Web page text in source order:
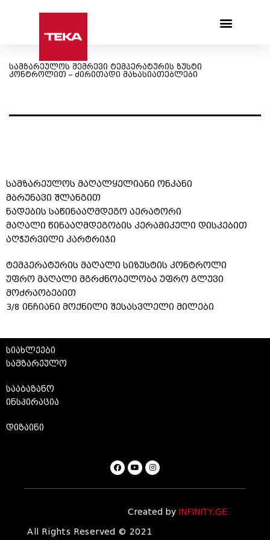
სამზარეულოს შემრევი ტემპერატურის ზუსტი
კონტროლით – ძირითადი მახასიათებლები
სამზარეულოს მაღალყელიანი ონკანი
მბრუნავი შლანგით
ნადების საწინააღმდეგო აერატორი
მაღალი წინააღმდეგობის კერამიკული დისკებით
აღჭურვილი კარტრიჯი
ტემპერატურის მაღალი სიზუსტის კონტროლი
უფრო მაღალი მგრძნობელობა უფრო გლუვი
მოძრაობებით
3/8 ინჩიანი მოქნილი შესასვლელი მილები
სიახლეები
სამზარეულო
სააბაზანო
ინსპირაცია
დიზაინი
Created by INFINITY.GE
All Rights Reserved © 2021